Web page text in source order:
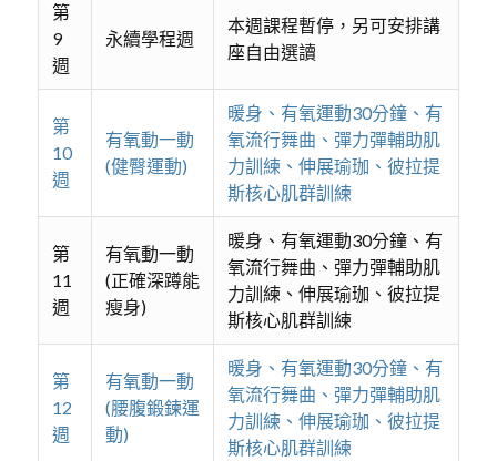
第
9
週
永續學程週
本週課程暫停，另可安排講
座自由選讀
第
10
週
有氧動一動
(健臀運動)
暖身、有氧運動30分鐘、有
氧流行舞曲、彈力彈輔助肌
力訓練、伸展瑜珈、彼拉提
斯核心肌群訓練
第
11
週
有氧動一動
(正確深蹲能
瘦身)
暖身、有氧運動30分鐘、有
氧流行舞曲、彈力彈輔助肌
力訓練、伸展瑜珈、彼拉提
斯核心肌群訓練
第
12
週
有氧動一動
(腰腹鍛鍊運
動)
暖身、有氧運動30分鐘、有
氧流行舞曲、彈力彈輔助肌
力訓練、伸展瑜珈、彼拉提
斯核心肌群訓練